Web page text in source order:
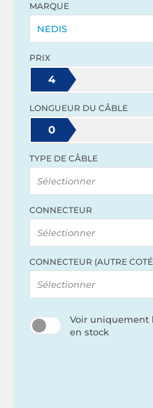
MARQUE
NEDIS
PRIX
4
LONGUEUR DU CÂBLE
0
TYPE DE CÂBLE
Sélectionner
CONNECTEUR
Sélectionner
CONNECTEUR (AUTRE
Sélectionner
Voir uniquement
en stock